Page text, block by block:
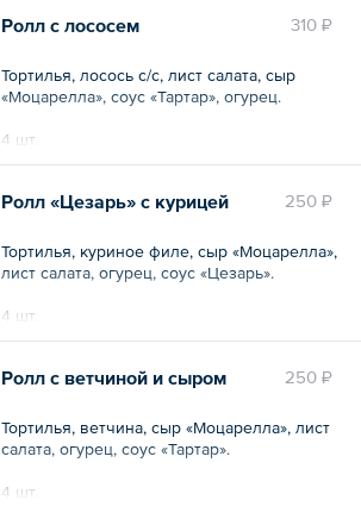
310 ₽
Ролл с лососем
Тортилья, лосось с/с, лист салата, сыр
«Моцарелла», соус «Тартар», огурец.
4 шт.
250 ₽
Ролл «Цезарь» с курицей
Тортилья, куриное филе, сыр «Моцарелла»,
лист салата, огурец, соус «Цезарь».
4 шт.
250 ₽
Ролл с ветчиной и сыром
Тортилья, ветчина, сыр «Моцарелла», лист
салата, огурец, соус «Тартар».
4 шт.